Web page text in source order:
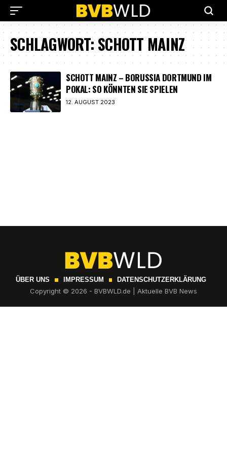
SCHLAGWORT:SCHOTT MAINZ
SCHOTT MAINZ – BORUSSIA DORTMUND IM
POKAL: SO KÖNNTEN SIE SPIELEN
12. AUGUST 2023
ÜBER UNS IMPRESSUM DATENSCHUTZERKLÄRUNG
Copyright © 2026 - BVBWLD.de | Aktuelle BVB News